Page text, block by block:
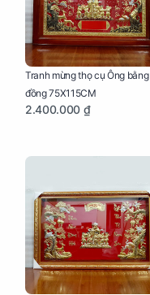
Tranh mừng thọ cụ Ông bằng
đồng 75X115CM
2.400.000 ₫